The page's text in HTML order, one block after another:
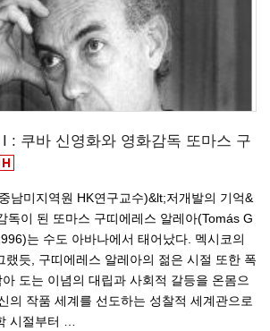
: 쿠바 신영화와 영화감독 또마스 구
남미지역원 HK연구교수)&lt;저개발의 기억&
독이 된 또마스 구띠에레스 알레아(Tomás G
는 수도 아바나에서 태어났다. 멕시코의
랬듯, 구띠에레스 알레아의 젊은 시절 또한 폭
도는 이념의 대립과 사회적 갈등을 온몸으
의 작품 세계를 선도하는 성찰적 세계관으로
시절부터 …